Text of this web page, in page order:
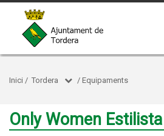
Inici / Tordera / Equipaments
Only Women